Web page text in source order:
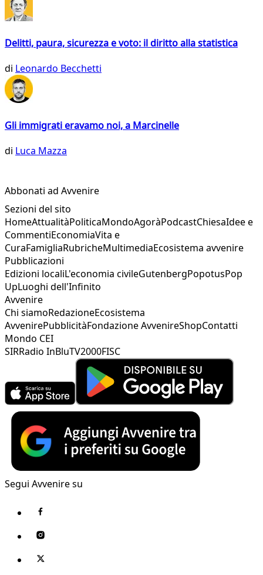
Delitti, paura, sicurezza e voto: il diritto alla statistica
di Leonardo Becchetti
Gli immigrati eravamo noi, a Marcinelle
di Luca Mazza
Abbonati ad Avvenire
Sezioni del sito
HomeAttualitàPoliticaMondoAgoràPodcastChiesaIdee e
CommentiEconomiaVita e
CuraFamigliaRubricheMultimediaEcosistema avvenire
Pubblicazioni
Edizioni localiL'economia civileGutenbergPopotusPop
UpLuoghi dell'Infinito
Avvenire
Chi siamoRedazioneEcosistema
AvvenirePubblicitàFondazione AvvenireShopContatti
Mondo CEI
SIRRadio InBluTV2000FISC
Segui Avvenire su